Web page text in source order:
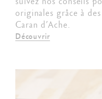
originales grâce à
Caran d’Ache.
Découvrir